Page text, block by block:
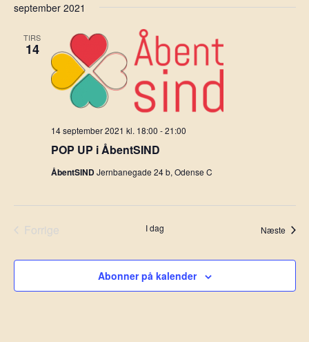
september 2021
TIRS
14
POP UP i ÅbentSIND
14 september 2021 kl. 18:00 -21:00
ÅbentSINDJernbanegade 24 b, Odense C
Forrige
I dag Næste
Abonner på kalender